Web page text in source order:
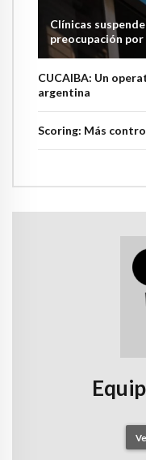
Clínicas
preocupación
CUCAIBA: Un
argentina
Scoring: Más